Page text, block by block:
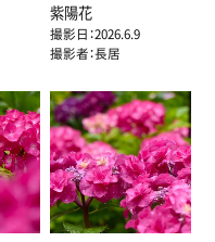
紫陽花
撮影日：2026.6.9
撮影者：長居